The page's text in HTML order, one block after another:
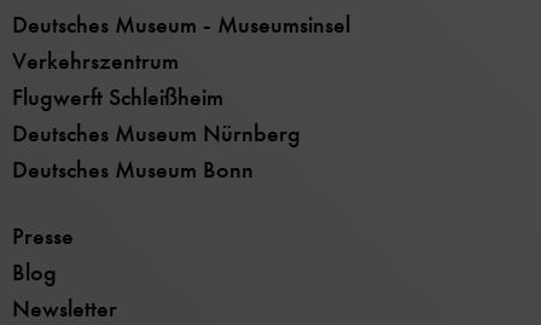
Deutsches Museum - Museumsinsel
Verkehrszentrum
Flugwerft Schleißheim
Deutsches Museum Nürnberg
Deutsches Museum Bonn
Presse
Blog
Newsletter